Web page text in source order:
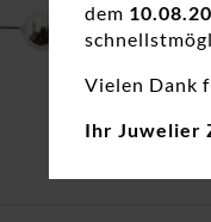
dem
Vielen Dank
Ihr Juwelier